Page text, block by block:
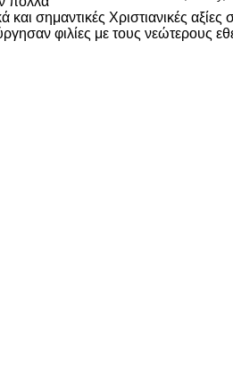
και σημαντικές Χριστιανικές
φιλίες με τους νεώτερους